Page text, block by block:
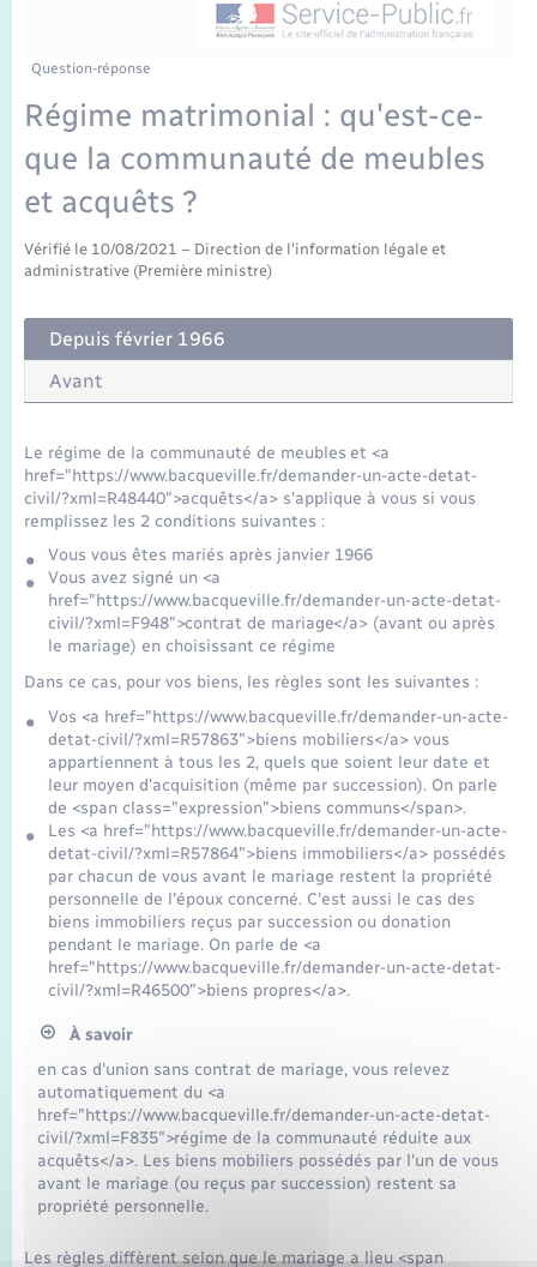
Etat-civil - Papiers - Citoyenneté
Mariage – PACS
Parrainage civil
Recensement
Logement - Urbanisme
Loisirs
Nouvel habitant
Numérique
Organisation d’événement
Sécurité - Prévention
Seniors
Transports
Transports scolaires
Voirie et espace public
Travaux - Autorisation d’occupation de l’espace
Compétences
Plan interactif
Présentation de la commune
Publications
La Communauté de communes
Question-réponse
Régime matrimonial : qu'est-ce-
que la communauté de meubles
et acquêts ?
Vérifié le 10/08/2021 – Direction de l'information légale et
administrative (Première ministre)
Depuis février 1966
Avant
Le régime de la communauté de meubles et <a
href="https://www.bacqueville.fr/demander-un-acte-detat-
civil/?xml=R48440">acquêts</a> s'applique à vous si vous
remplissez les 2 conditions suivantes :
Vous vous êtes mariés après janvier 1966
Vous avez signé un <a
href="https://www.bacqueville.fr/demander-un-acte-detat-
civil/?xml=F948">contrat de mariage</a> (avant ou après
le mariage) en choisissant ce régime
Dans ce cas, pour vos biens, les règles sont les suivantes :
Vos <a href="https://www.bacqueville.fr/demander-un-acte-
detat-civil/?xml=R57863">biens mobiliers</a> vous
appartiennent à tous les 2, quels que soient leur date et
leur moyen d'acquisition (même par succession). On parle
de <span class="expression">biens communs</span>.
Les <a href="https://www.bacqueville.fr/demander-un-acte-
detat-civil/?xml=R57864">biens immobiliers</a> possédés
par chacun de vous avant le mariage restent la propriété
personnelle de l'époux concerné. C'est aussi le cas des
biens immobiliers reçus par succession ou donation
pendant le mariage. On parle de <a
href="https://www.bacqueville.fr/demander-un-acte-detat-
civil/?xml=R46500">biens propres</a>.
À savoir
en cas d'union sans contrat de mariage, vous relevez
automatiquement du <a
href="https://www.bacqueville.fr/demander-un-acte-detat-
civil/?xml=F835">régime de la communauté réduite aux
acquêts</a>. Les biens mobiliers possédés par l'un de vous
avant le mariage (ou reçus par succession) restent sa
propriété personnelle.
Les règles diffèrent selon que le mariage a lieu <span